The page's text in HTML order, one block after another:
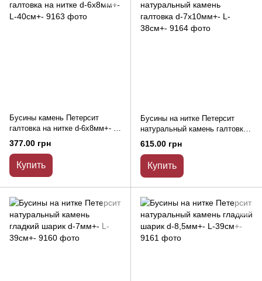
Бусины камень Петерсит
галтовка на нитке d-6х8мм+- L-
40см+-
377.00 грн
Купить
Бусины на нитке Петерсит
натуральный камень галтовка
d-7х10мм+- L-38см+-
615.00 грн
Купить